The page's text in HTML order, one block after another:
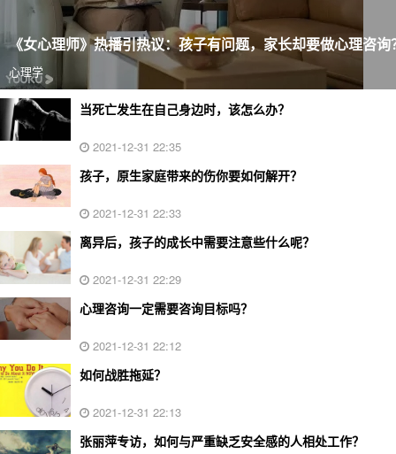
《女心理师》热播引热议：孩子有问题，家长却要做心理咨询
心理学
当死亡发生在自己身边时，该怎么办？
2021-12-31 22:35
孩子，原生家庭带来的伤你要如何解开？
2021-12-31 22:33
离异后，孩子的成长中需要注意些什么呢？
2021-12-31 22:29
心理咨询一定需要咨询目标吗？
2021-12-31 22:12
如何战胜拖延？
2021-12-31 22:13
张丽萍专访，如何与严重缺乏安全感的人相处工作？